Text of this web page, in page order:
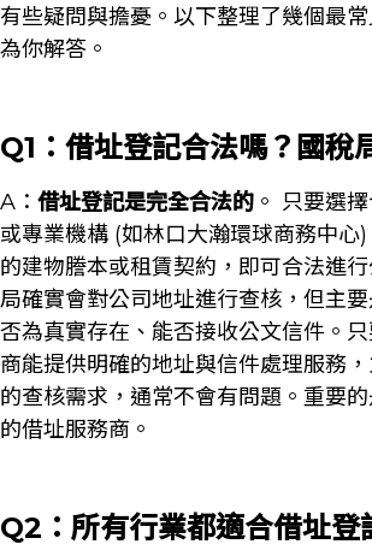
有些疑問與擔憂。以下整理了幾個最
為你解答。
Q1：借址登記合法嗎？國稅
A： 借址登記是完全合法的 。 只要選
或專業機構 (如林口大瀚環球商務中心
的建物謄本或租賃契約，即可合法進
局確實會對公司地址進行查核，但主
否為真實存在、能否接收公文信件。
商能提供明確的地址與信件處理服務
的查核需求，通常不會有問題。重要
的借址服務商。
Q2：所有行業都適合借址登